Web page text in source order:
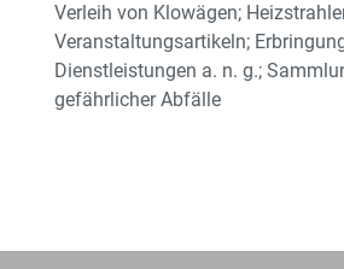
Verleih von Klowägen;
Veranstaltungsartikeln;
Dienstleistungen a. n. g.;
gefährlicher Abfälle